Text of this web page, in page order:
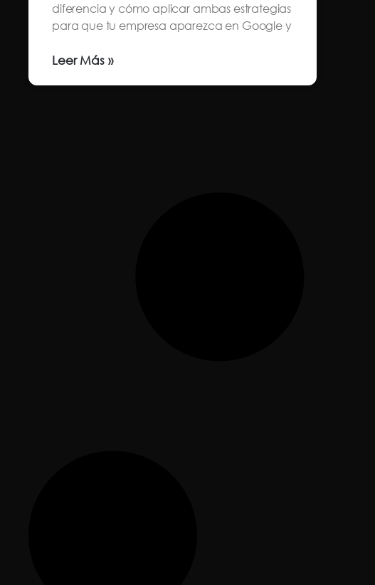
diferencia y cómo aplicar ambas estrategias
para que tu empresa aparezca en Google y
Leer Más »